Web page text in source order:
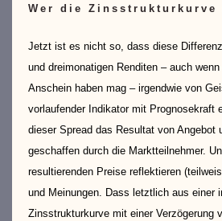
Wer die Zinsstrukturkurve
Jetzt ist es nicht so, dass diese
und dreimonatigen Renditen – auch
Anschein haben mag – irgendwie von
vorlaufender Indikator mit Prognosekraft
dieser Spread das Resultat von Angebot
geschaffen durch die Marktteilnehmer.
resultierenden Preise reflektieren
und Meinungen. Dass letztlich aus einer
Zinsstrukturkurve mit einer Verzögerung